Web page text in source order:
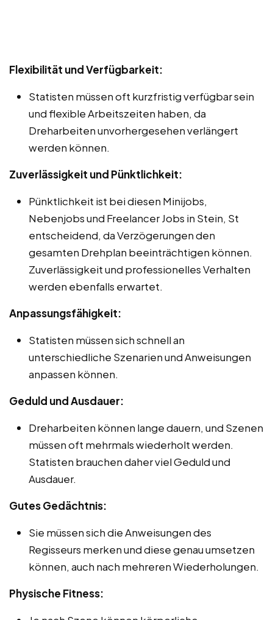
Flexibilität und Verfügbarkeit:
Statisten müssen oft kurzfristig verfügbar sein
und flexible Arbeitszeiten haben, da
Dreharbeiten unvorhergesehen verlängert
werden können.
Zuverlässigkeit und Pünktlichkeit:
Pünktlichkeit ist bei diesen Minijobs,
Nebenjobs und Freelancer Jobs in Stein, St
entscheidend, da Verzögerungen den
gesamten Drehplan beeinträchtigen können.
Zuverlässigkeit und professionelles Verhalten
werden ebenfalls erwartet.
Anpassungsfähigkeit:
Statisten müssen sich schnell an
unterschiedliche Szenarien und Anweisungen
anpassen können.
Geduld und Ausdauer:
Dreharbeiten können lange dauern, und Szenen
müssen oft mehrmals wiederholt werden.
Statisten brauchen daher viel Geduld und
Ausdauer.
Gutes Gedächtnis:
Sie müssen sich die Anweisungen des
Regisseurs merken und diese genau umsetzen
können, auch nach mehreren Wiederholungen.
Physische Fitness: